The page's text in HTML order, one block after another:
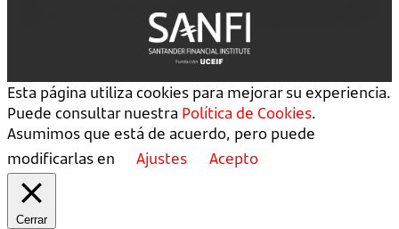
Esta página utiliza cookies para mejorar su experiencia.
Puede consultar nuestra Política de Cookies.
Asumimos que está de acuerdo, pero puede
modificarlas en
Ajustes Acepto
Cerrar